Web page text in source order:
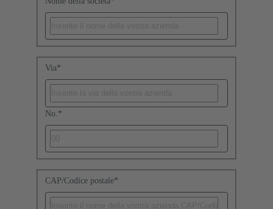
Via*
No. *
CAP/Codice postale*